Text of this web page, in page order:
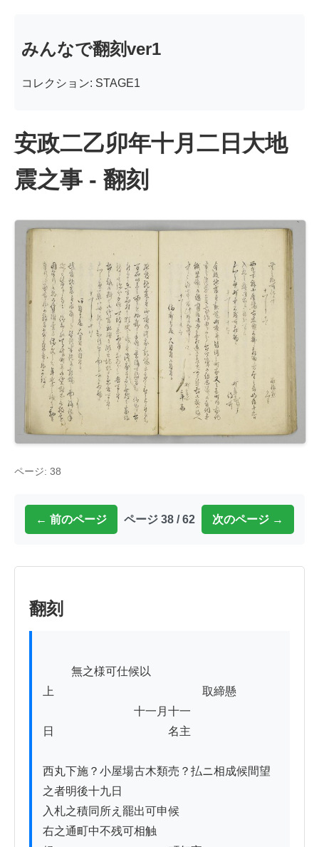
みんなで翻刻ver1
コレクション: STAGE1
安政二乙卯年十月二日大地
震之事 - 翻刻
ページ: 38
← 前のページ ページ 38 / 62 次のページ →
翻刻
上　　　　　　　　　　　　　取締懸
十一月十一
日　　　　　　　　　　名主
西丸下施？小屋場古木類売？払ニ相成候間望
之者明後十九日
入札之積同所え罷出可申候
右之通町中不残可相触